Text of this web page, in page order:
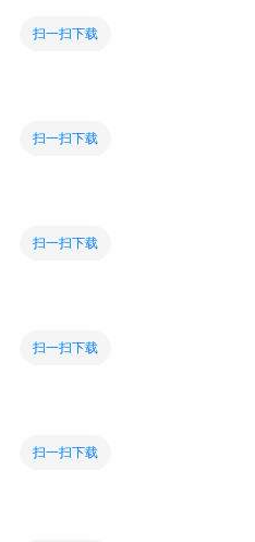
扫一扫下载
扫一扫下载
扫一扫下载
扫一扫下载
扫一扫下载